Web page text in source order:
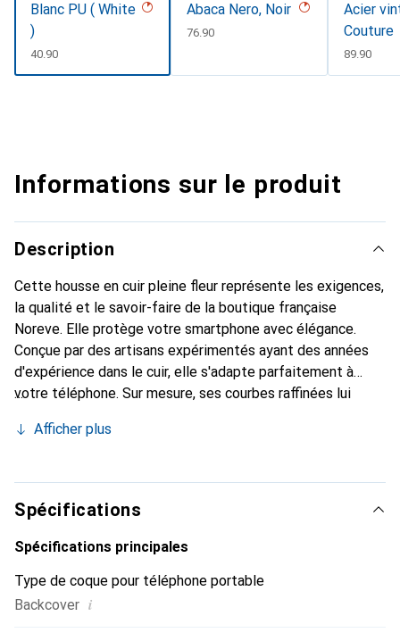
Blanc PU ( White
)
CHF
40.90
Abaca Nero, Noir
CHF
76.90
Acier
Couture
CHF
89.90
Informations sur le produit
Description
Cette housse en cuir pleine fleur représente les exigences,
la qualité et le savoir-faire de la boutique française
Noreve. Elle protège votre smartphone avec élégance.
Conçue par des artisans expérimentés ayant des années
d'expérience dans le cuir, elle s'adapte parfaitement à
votre téléphone. Sur mesure, ses courbes raffinées lui
l'accessoire chic et indispensable pour votre smartphone.
haute qualité, la marque Noreve est un choix fiable pour
une clientèle exigeante.
Afficher plus
Spécifications
Spécifications principales
Type de coque pour téléphone portable
Backcover i